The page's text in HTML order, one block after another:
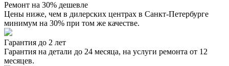
Ремонт на 30% дешевле
Цены ниже, чем в дилерских центрах в Санкт-Петербурге
минимум на 30% при том же качестве.
Гарантия до 2 лет
Гарантия на детали до 24 месяца, на услуги ремонта от 12
месяцев.